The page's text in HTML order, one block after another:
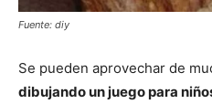
Fuente: diy
Se pueden aprovechar de
dibujando un juego para